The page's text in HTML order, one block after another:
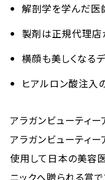
解剖学を学んだ医
製剤は正規代理店
横顔も美しくなる
ヒアルロン酸注入
アラガンビューティ
アラガンビューティ
使用して日本の美容
ニックへ贈られる賞で